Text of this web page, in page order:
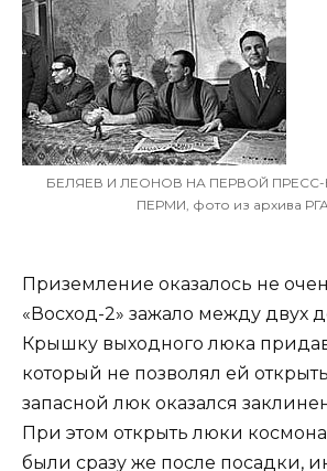
БЕЛЯЕВ И ЛЕОНОВ НА ПЕРВОЙ
ПЕРМИ, фото из архива
Приземление оказалось не
«Восход-2» зажало между двух
Крышку выходного люка
который не позволял ей
запасной люк оказался
При этом открыть люки
были сразу же после посадки,